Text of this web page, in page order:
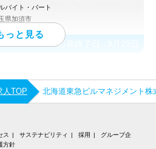
バイト・パート
県加須市
応募終了日：
人TOP 北海道東急ビルマネジメント
ス サステナビリティ 採用
グループ企
方針